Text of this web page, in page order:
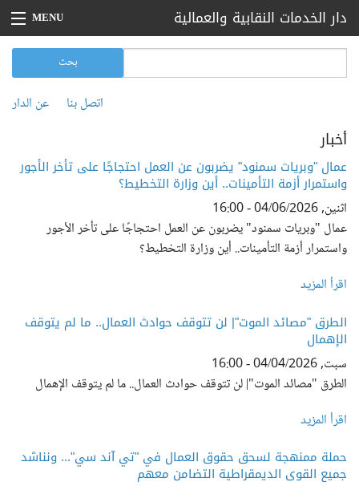
تجاوز إلى المحتوى الرئيسي
دار الخدمات النقابية والعمالية MENU
الرئيسية
مقالات
تقارير
فعاليات
بحث
اتصل بنا عن الدار
أخبار
عمال "وبريات سمنود" يضربون عن العمل احتجاجًا على تأخر الأجور
واستمرار أزمة التأمينات.. أين وزارة التخطيط؟
اثنين, 04/06/2026 - 16:00
عمال "وبريات سمنود" يضربون عن العمل احتجاجًا على تأخر الأجور
واستمرار أزمة التأمينات.. أين وزارة التخطيط؟
اقرأ المزيد
الطرق "مصائد الموت"| لن تتوقف حوادث العمال.. ما لم يتوقف
الإهمال
سبت, 04/04/2026 - 16:00
الطرق "مصائد الموت"| لن تتوقف حوادث العمال.. ما لم يتوقف الإهمال
اقرأ المزيد
حملة ممنهجة لسحق حقوق العمال في "تي آند سي"... ونناشد
جميع القوى الديمقراطية التضامن معهم